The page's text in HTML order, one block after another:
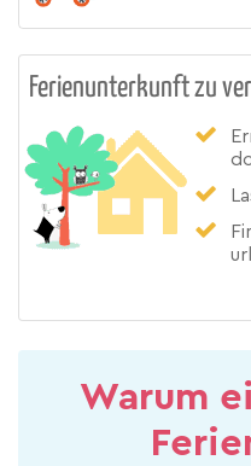
Ferienunterkunft zu
Warum